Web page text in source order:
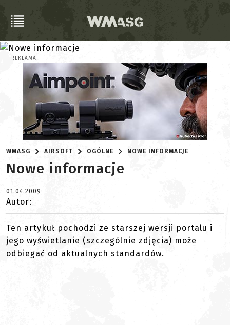
REKLAMA
WMASG AIRSOFT OGÓLNE NOWE INFORMACJE
Nowe informacje
01.04.2009
Autor:
Ten artykuł pochodzi ze starszej wersji portalu i
jego wyświetlanie (szczególnie zdjęcia) może
odbiegać od aktualnych standardów.